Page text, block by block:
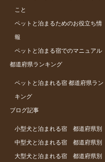
こと
ペットと泊まるためのお役立ち情
報
ペットと泊まる宿でのマニュアル
都道府県ランキング
ペットと泊まれる宿 都道府県ラン
キング
ブログ記事
小型犬と泊まれる宿 都道府県別
中型犬と泊まれる宿 都道府県別
大型犬と泊まれる宿 都道府県別